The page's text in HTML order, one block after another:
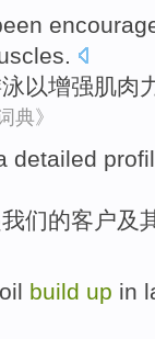
.
以增强肌肉
典》
detailed
我们的客户及
oil build up in